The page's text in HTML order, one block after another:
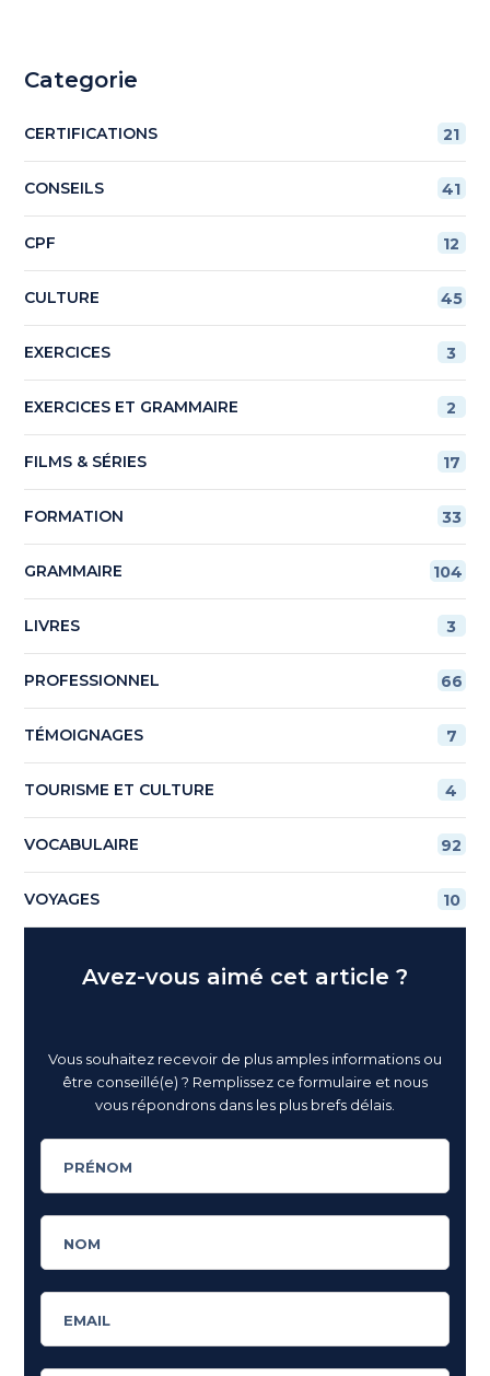
Categorie
CERTIFICATIONS 21
CONSEILS 41
CPF 12
CULTURE 45
EXERCICES 3
EXERCICES ET GRAMMAIRE 2
FILMS & SÉRIES 17
FORMATION 33
GRAMMAIRE 104
LIVRES 3
PROFESSIONNEL 66
TÉMOIGNAGES 7
TOURISME ET CULTURE 4
VOCABULAIRE 92
VOYAGES 10
Avez-vous aimé cet article ?
Vous souhaitez recevoir de plus amples informations ou
être conseillé(e) ? Remplissez ce formulaire et nous
vous répondrons dans les plus brefs délais.